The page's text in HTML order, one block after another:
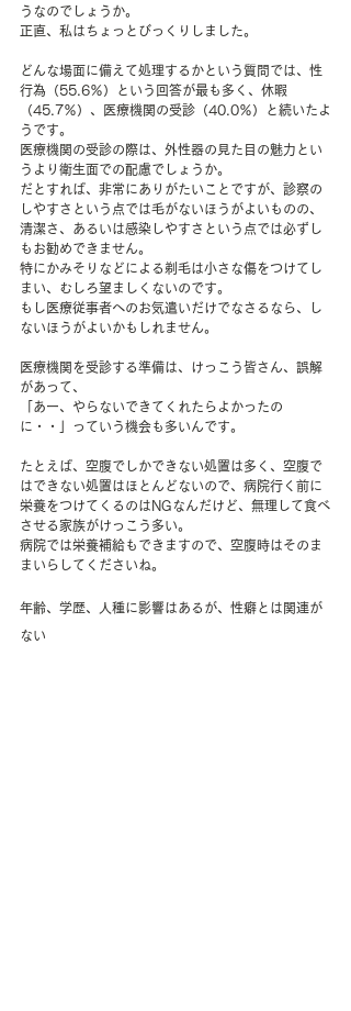
うなのでしょうか。
正直、私はちょっとびっくりしました。
どんな場面に備えて処理するかという質問では、性
行為（55.6％）という回答が最も多く、休暇
（45.7％）、医療機関の受診（40.0％）と続いたよ
うです。
医療機関の受診の際は、外性器の見た目の魅力とい
うより衛生面での配慮でしょうか。
だとすれば、非常にありがたいことですが、診察の
しやすさという点では毛がないほうがよいものの、
清潔さ、あるいは感染しやすさという点では必ずし
もお勧めできません。
特にかみそりなどによる剃毛は小さな傷をつけてし
まい、むしろ望ましくないのです。
もし医療従事者へのお気遣いだけでなさるなら、し
ないほうがよいかもしれません。
医療機関を受診する準備は、けっこう皆さん、誤解
があって、
「あー、やらないできてくれたらよかったの
に・・」っていう機会も多いんです。
たとえば、空腹でしかできない処置は多く、空腹で
はできない処置はほとんどないので、病院行く前に
栄養をつけてくるのはNGなんだけど、無理して食べ
させる家族がけっこう多い。
病院では栄養補給もできますので、空腹時はそのま
まいらしてくださいね。
年齢、学歴、人種に影響はあるが、性癖とは関連が
ない